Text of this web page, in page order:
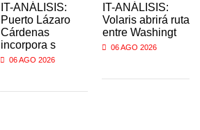
IT-ANÁLISIS:
Puerto Lázaro
Cárdenas
incorpora s
06 AGO 2026
IT-ANÁLISIS:
Volaris abrirá ruta
entre Washingt
06 AGO 2026